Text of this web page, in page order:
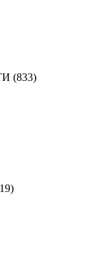
(833)